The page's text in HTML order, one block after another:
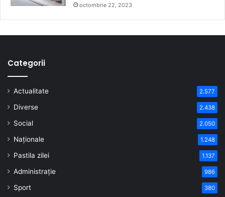
octombrie 22, 2023
Categorii
Actualitate 2.577
Diverse 2.438
Social 2.050
Naționale 1.248
Pastila zilei 1.137
Administrație 986
Sport 380